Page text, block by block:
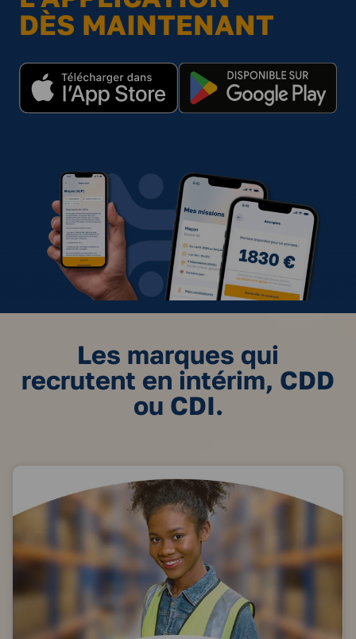
DÈS MAINTENANT
Les marques qui
recrutent en intérim, CDD
ou CDI.